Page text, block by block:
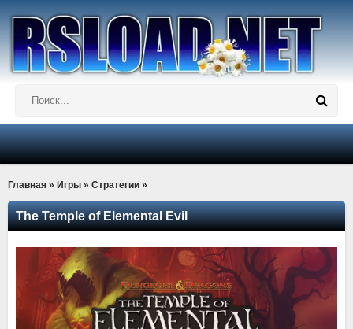
Главная » Игры » Стратегии »
The Temple of Elemental Evil